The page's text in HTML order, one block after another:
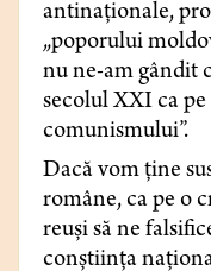
antinaționale,
„poporului
nu ne-am gândit
secolul XXI ca
comunismului”.
Dacă vom ține
române, ca pe o
reuși să ne
conștiința